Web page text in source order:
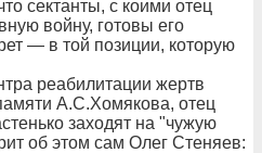
сектанты, с коими отец
войну, готовы его
— в той позиции, которую
реабилитации жертв
А.С.Хомякова, отец
заходят на "чужую
об этом сам Олег Стеняев: